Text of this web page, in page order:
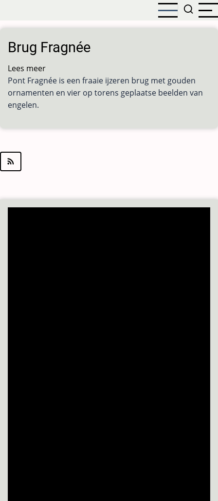
naar
de
inhoud
gaan
Brug Fragnée
Lees meer
Brug
Fragnée
Pont Fragnée is een fraaie ijzeren brug met gouden
ornamenten en vier op torens geplaatse beelden van
engelen.